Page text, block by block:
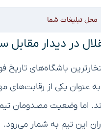
محل تبلیغات شما
در دیدار مقابل
باشگاه‌های تاریخ
عنوان یکی از رقابت‌های
وضعیت مصدومان تیم
این تیم به شمار می‌رود.